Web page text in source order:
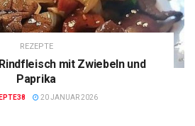
REZEPTE
mit Zwiebeln und
Paprika
20 JANUAR 2026